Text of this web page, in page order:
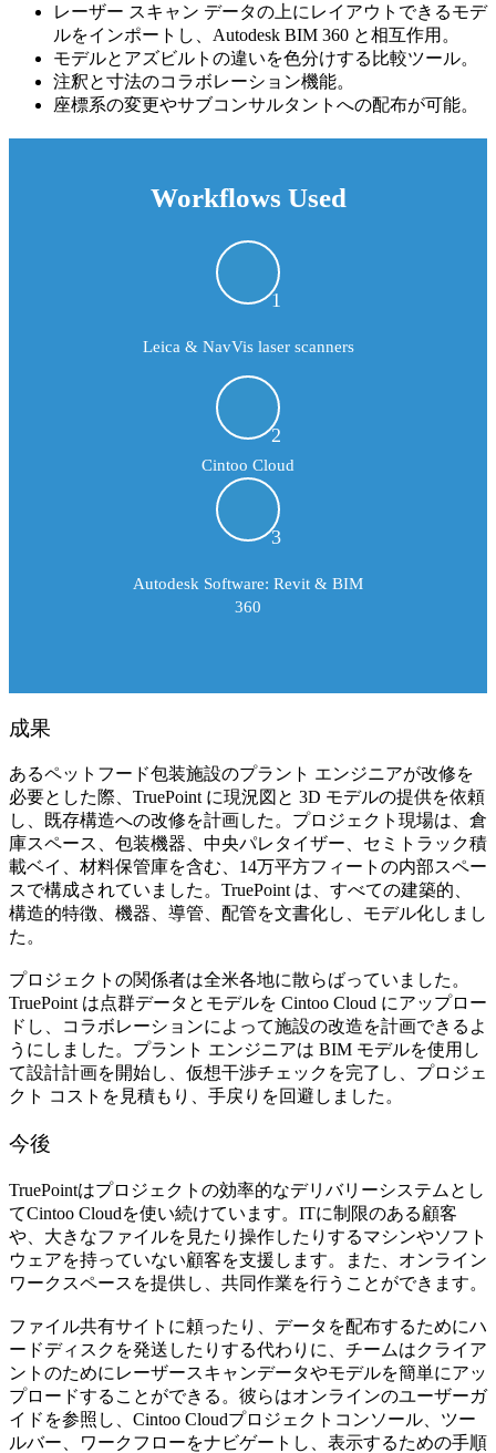
レーザー スキャン データの上にレイアウトできるモデ
ルをインポートし、Autodesk BIM 360 と相互作用。
モデルとアズビルトの違いを色分けする比較ツール。
注釈と寸法のコラボレーション機能。
座標系の変更やサブコンサルタントへの配布が可能。
Workflows Used
Leica & NavVis laser scanners
Cintoo Cloud
Autodesk Software: Revit & BIM
360
成果
あるペットフード包装施設のプラント エンジニアが改修を
必要とした際、TruePoint に現況図と 3D モデルの提供を依頼
し、既存構造への改修を計画した。プロジェクト現場は、倉
庫スペース、包装機器、中央パレタイザー、セミトラック積
載ベイ、材料保管庫を含む、14万平方フィートの内部スペー
スで構成されていました。TruePoint は、すべての建築的、
構造的特徴、機器、導管、配管を文書化し、モデル化しまし
た。
プロジェクトの関係者は全米各地に散らばっていました。
TruePoint は点群データとモデルを Cintoo Cloud にアップロー
ドし、コラボレーションによって施設の改造を計画できるよ
うにしました。プラント エンジニアは BIM モデルを使用し
て設計計画を開始し、仮想干渉チェックを完了し、プロジェ
クト コストを見積もり、手戻りを回避しました。
今後
TruePointはプロジェクトの効率的なデリバリーシステムとし
てCintoo Cloudを使い続けています。ITに制限のある顧客
や、大きなファイルを見たり操作したりするマシンやソフト
ウェアを持っていない顧客を支援します。また、オンライン
ワークスペースを提供し、共同作業を行うことができます。
ファイル共有サイトに頼ったり、データを配布するためにハ
ードディスクを発送したりする代わりに、チームはクライア
ントのためにレーザースキャンデータやモデルを簡単にアッ
プロードすることができる。彼らはオンラインのユーザーガ
イドを参照し、Cintoo Cloudプロジェクトコンソール、ツー
ルバー、ワークフローをナビゲートし、表示するための手順